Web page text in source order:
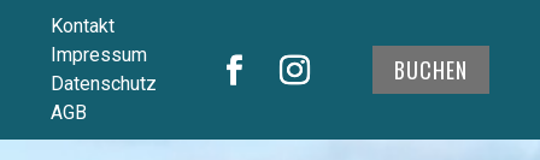
BUCHEN
Kontakt
Impressum
Datenschutz
AGB